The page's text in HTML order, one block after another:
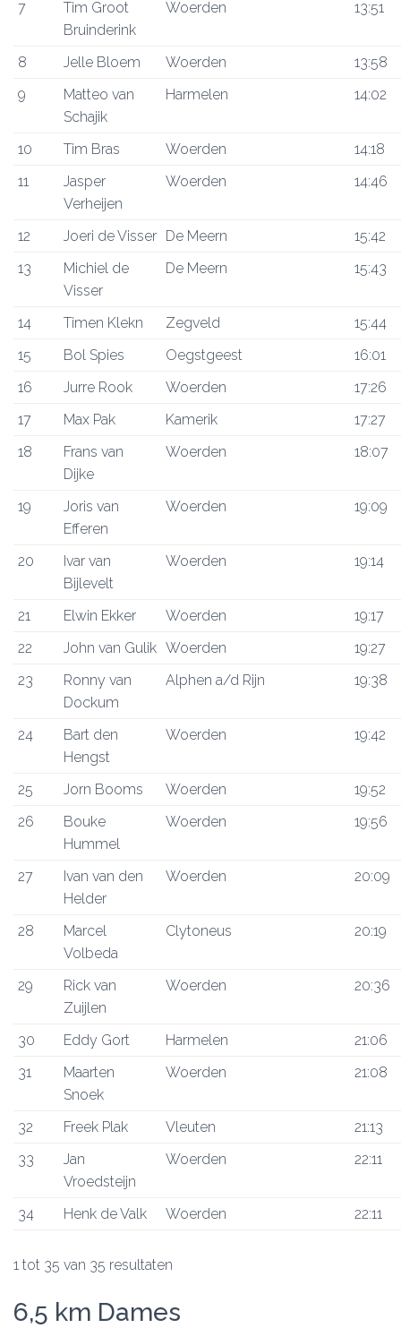
7
Tim Groot
Bruinderink
Woerden 13:51
8 Jelle Bloem Woerden
13:58
9
Matteo van
Schajik
Harmelen 14:02
10 Tim Bras Woerden
14:18
11
Jasper
Verheijen
Woerden 14:46
12 Joeri de Visser De Meern
15:42
13
Michiel de
Visser
De Meern 15:43
14 Timen Klekn Zegveld
15:44
15
Bol Spies Oegstgeest
16:01
16
Jurre Rook Woerden
17:26
17
Max Pak Kamerik
17:27
18
Frans van
Dijke
Woerden 18:07
19
Joris van
Efferen
Woerden 19:09
20
Ivar van
Bijlevelt
Woerden 19:14
21 Elwin Ekker Woerden
19:17
22
John van Gulik Woerden
19:27
23
Ronny van
Dockum
Alphen a/d Rijn 19:38
24
Bart den
Hengst
Woerden 19:42
25 Jorn Booms Woerden
19:52
26
Bouke
Hummel
Woerden 19:56
27
Ivan van den
Helder
Woerden 20:09
28
Marcel
Volbeda
Clytoneus 20:19
29
Rick van
Zuijlen
Woerden 20:36
30 Eddy Gort Harmelen
21:06
31
Maarten
Snoek
Woerden 21:08
32 Freek Plak Vleuten
21:13
33
Jan
Vroedsteijn
Woerden 22:11
34 Henk de Valk Woerden 22:11
1 tot 35 van 35 resultaten
6,5 km Dames